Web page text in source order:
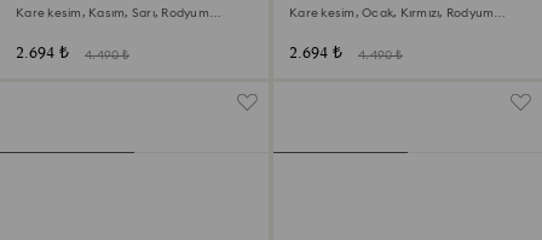
Kare kesim, Kasım, Sarı, Rodyum
2.694 ₺ 4.490 ₺
Kare kesim, Ocak, Kırmızı, Rodyum
2.694 ₺ 4.490 ₺